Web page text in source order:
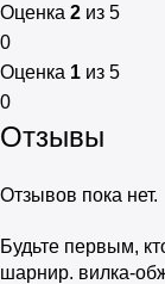
Оценка 2 из 5
0
Оценка 1 из 5
0
Отзывы
Отзывов пока нет.
Будьте первым,
шарнир. вилка-